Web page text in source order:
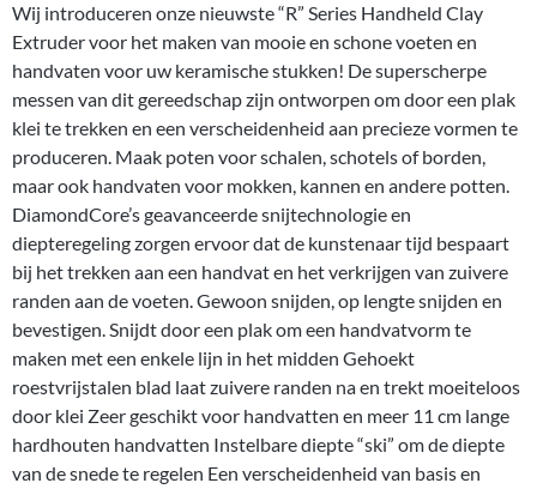
Wij introduceren onze nieuwste “R” Series Handheld Clay
Extruder voor het maken van mooie en schone voeten en
handvaten voor uw keramische stukken! De superscherpe
messen van dit gereedschap zijn ontworpen om door een plak
klei te trekken en een verscheidenheid aan precieze vormen te
produceren. Maak poten voor schalen, schotels of borden,
maar ook handvaten voor mokken, kannen en andere potten.
DiamondCore’s geavanceerde snijtechnologie en
diepteregeling zorgen ervoor dat de kunstenaar tijd bespaart
bij het trekken aan een handvat en het verkrijgen van zuivere
randen aan de voeten. Gewoon snijden, op lengte snijden en
bevestigen. Snijdt door een plak om een handvatvorm te
maken met een enkele lijn in het midden Gehoekt
roestvrijstalen blad laat zuivere randen na en trekt moeiteloos
door klei Zeer geschikt voor handvatten en meer 11 cm lange
hardhouten handvatten Instelbare diepte “ski” om de diepte
van de snede te regelen Een verscheidenheid van basis en